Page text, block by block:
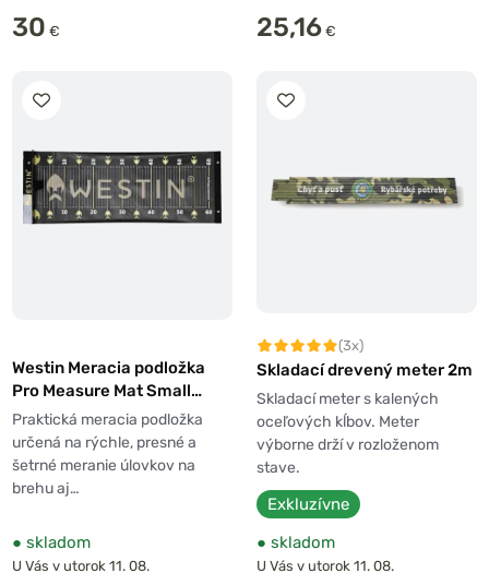
30 € 25,16 €
Westin Meracia podložka
Pro Measure Mat Small
60cm
Praktická meracia podložka
určená na rýchle, presné a
šetrné meranie úlovkov na
brehu aj…
● skladom
U Vás v utorok 11. 08.
(3x)
Skladací drevený meter 2m
Skladací meter s kalených
oceľových kĺbov. Meter
výborne drží v rozloženom
stave.
Exkluzívne
● skladom
U Vás v utorok 11. 08.